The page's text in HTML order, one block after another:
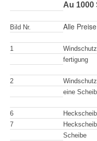
Au 1000
Bild Nr. Alle
1
fertigung
2
eine
6
7
Scheibe